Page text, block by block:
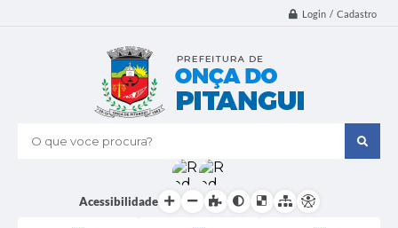
Login / Cadastro
O que voce procura?
Acessibilidade